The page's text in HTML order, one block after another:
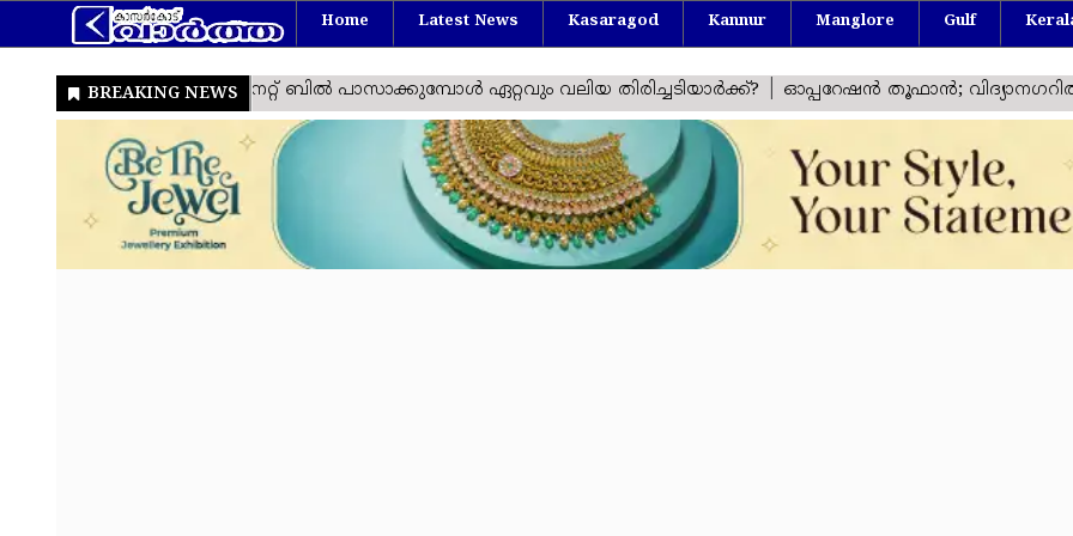
Home Latest News Kasaragod Kannur Manglore Gulf